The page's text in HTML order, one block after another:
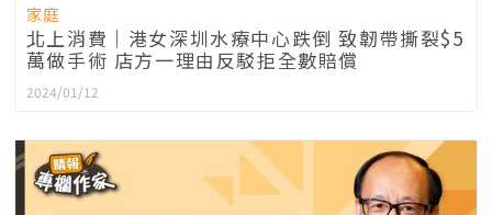
家庭
北上消費｜港女深圳水療中心跌倒 致韌帶撕裂$5
萬做手術 店方一理由反駁拒全數賠償
2024/01/12